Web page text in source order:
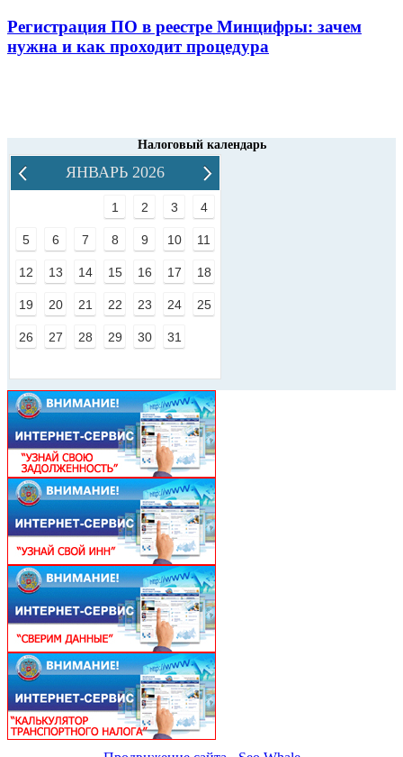
Регистрация ПО в реестре Минцифры: зачем
нужна и как проходит процедура
Налоговый календарь
ЯНВАРЬ 2026
1 2 3 4
5 6 7 8 9 10 11
12 13 14 15 16 17 18
19 20 21 22 23 24 25
26 27 28 29 30 31